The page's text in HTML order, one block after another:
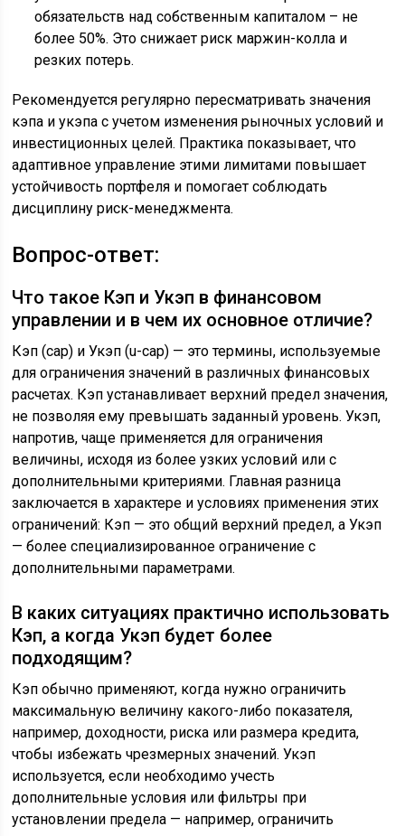
обязательств над собственным капиталом – не
более 50%. Это снижает риск маржин-колла и
резких потерь.
Рекомендуется регулярно пересматривать значения
кэпа и укэпа с учетом изменения рыночных условий и
инвестиционных целей. Практика показывает, что
адаптивное управление этими лимитами повышает
устойчивость портфеля и помогает соблюдать
дисциплину риск-менеджмента.
Вопрос-ответ:
Что такое Кэп и Укэп в финансовом
управлении и в чем их основное отличие?
Кэп (cap) и Укэп (u-cap) — это термины, используемые
для ограничения значений в различных финансовых
расчетах. Кэп устанавливает верхний предел значения,
не позволяя ему превышать заданный уровень. Укэп,
напротив, чаще применяется для ограничения
величины, исходя из более узких условий или с
дополнительными критериями. Главная разница
заключается в характере и условиях применения этих
ограничений: Кэп — это общий верхний предел, а Укэп
— более специализированное ограничение с
дополнительными параметрами.
В каких ситуациях практично использовать
Кэп, а когда Укэп будет более
подходящим?
Кэп обычно применяют, когда нужно ограничить
максимальную величину какого-либо показателя,
например, доходности, риска или размера кредита,
чтобы избежать чрезмерных значений. Укэп
используется, если необходимо учесть
дополнительные условия или фильтры при
установлении предела — например, ограничить